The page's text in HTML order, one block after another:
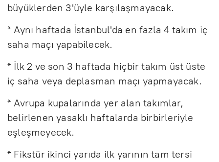
büyüklerden 3'üyle karşılaşmayacak.
* Aynı haftada İstanbul'da en fazla 4 takım iç
saha maçı yapabilecek.
* İlk 2 ve son 3 haftada hiçbir takım üst üste
iç saha veya deplasman maçı yapmayacak.
* Avrupa kupalarında yer alan takımlar,
belirlenen yasaklı haftalarda birbirleriyle
eşleşmeyecek.
* Fikstür ikinci yarıda ilk yarının tam tersi